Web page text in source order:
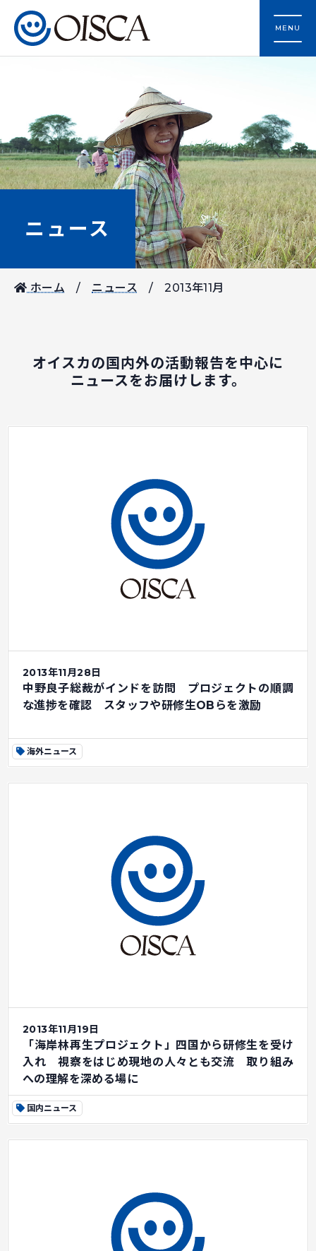
MENU
ニュース
ホーム ニュース 2013年11月
オイスカの国内外の活動報告を中心に
ニュースをお届けします。
2013年11月28日
中野良子総裁がインドを訪問 プロジェクトの順調
な進捗を確認 スタッフや研修生OBらを激励
海外ニュース
2013年11月19日
「海岸林再生プロジェクト」四国から研修生を受け
入れ 視察をはじめ現地の人々とも交流 取り組み
への理解を深める場に
国内ニュース